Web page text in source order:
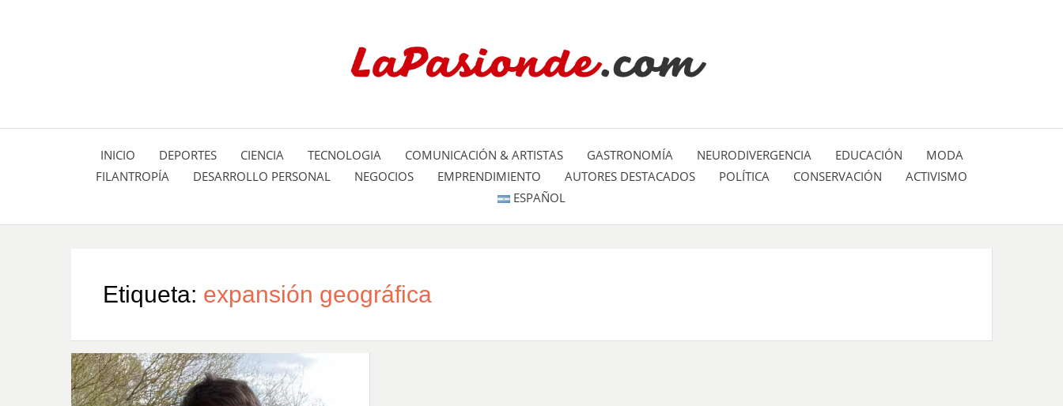
LA PASIÓN DE:
INICIO DEPORTES CIENCIA TECNOLOGIA COMUNICACIÓN & ARTISTAS GASTRONOMÍA NEURODIVERGENCIA EDUCACIÓN
MODA
FILANTROPÍA
DESARROLLO PERSONAL NEGOCIOS EMPRENDIMIENTO AUTORES DESTACADOS POLÍTICA CONSERVACIÓN
ACTIVISMO
ESPAÑOL
Etiqueta: expansión geográfica